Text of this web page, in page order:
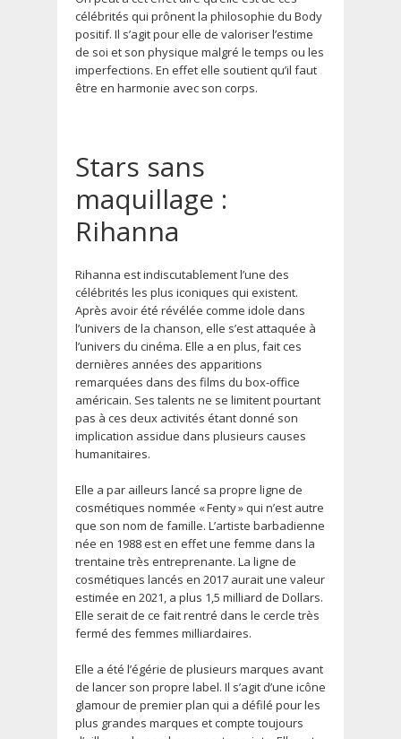
célébrités qui prônent la philosophie du Body
positif. Il s’agit pour elle de valoriser l’estime
de soi et son physique malgré le temps ou les
imperfections. En effet elle soutient qu’il faut
être en harmonie avec son corps.
Stars sans
maquillage :
Rihanna
Rihanna est indiscutablement l’une des
célébrités les plus iconiques qui existent.
Après avoir été révélée comme idole dans
l’univers de la chanson, elle s’est attaquée à
l’univers du cinéma. Elle a en plus, fait ces
dernières années des apparitions
remarquées dans des films du box-office
américain. Ses talents ne se limitent pourtant
pas à ces deux activités étant donné son
implication assidue dans plusieurs causes
humanitaires.
Elle a par ailleurs lancé sa propre ligne de
cosmétiques nommée « Fenty » qui n’est autre
que son nom de famille. L’artiste barbadienne
née en 1988 est en effet une femme dans la
trentaine très entreprenante. La ligne de
cosmétiques lancés en 2017 aurait une valeur
estimée en 2021, a plus 1,5 milliard de Dollars.
Elle serait de ce fait rentré dans le cercle très
fermé des femmes milliardaires.
Elle a été l’égérie de plusieurs marques avant
de lancer son propre label. Il s’agit d’une icône
glamour de premier plan qui a défilé pour les
plus grandes marques et compte toujours